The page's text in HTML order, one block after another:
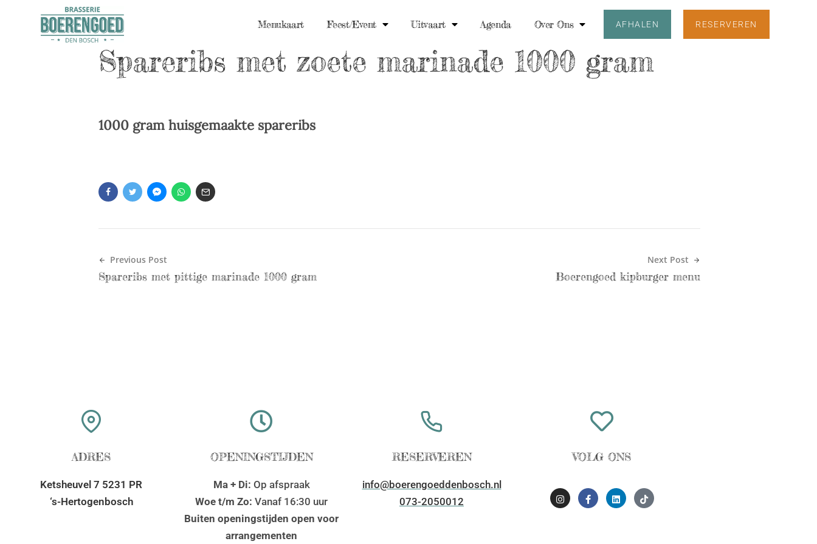
Menukaart Feest/event Uitvaart Agenda Over Ons AFHALEN RESERVEREN
Spareribs met zoete marinade 1000 gram
1000 gram huisgemaakte spareribs
Previous Post
Spareribs met pittige marinade 1000 gram
Next Post
Boerengoed kipburger menu
ADRES
Ketsheuvel 7 5231 PR
‘s-Hertogenbosch
OPENINGSTIJDEN
Ma + Di: Op afspraak
Woe t/m Zo: Vanaf 16:30 uur
Buiten openingstijden open voor
arrangementen
RESERVEREN
info@boerengoeddenbosch.nl
073-2050012
VOLG ONS